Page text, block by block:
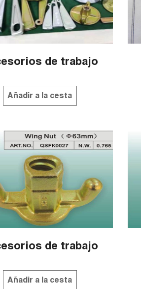
de trabajo
Añadir a la cesta
de trabajo
Añadir a la cesta